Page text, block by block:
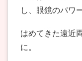
し、眼鏡のパワ
はめてきた遠近
に。